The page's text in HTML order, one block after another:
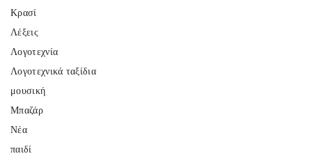
Κρασί
Λέξεις
Λογοτεχνία
Λογοτεχνικά ταξίδια
μουσική
Μπαζάρ
Νέα
παιδί